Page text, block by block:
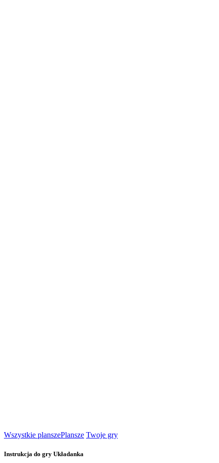
Wszystkie planszePlansze Twoje gry
Instrukcja do gry Układanka